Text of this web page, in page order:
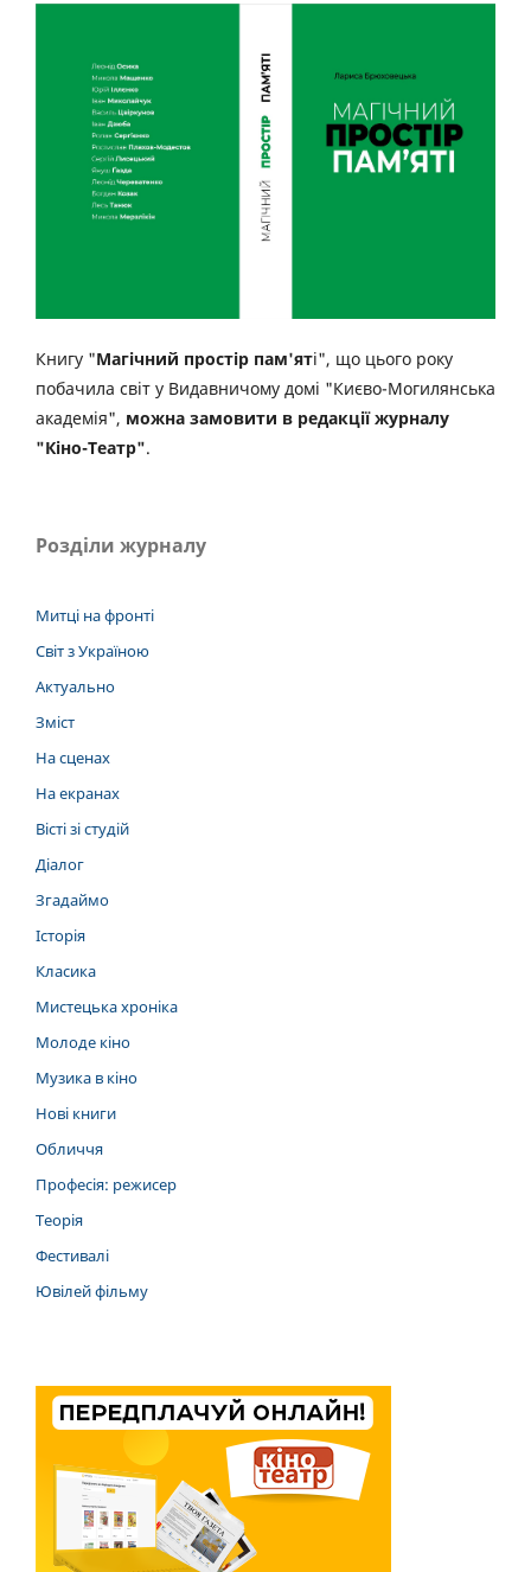
Книгу "Магічний простір пам'яті", що цього року
побачила світ у Видавничому домі "Києво-Могилянська
академія", можна замовити в редакції журналу
"Кіно-Театр".
Розділи журналу
Митці на фронті
Світ з Україною
Актуально
Зміст
На сценах
На екранах
Вісті зі студій
Діалог
Згадаймо
Історія
Класика
Мистецька хроніка
Молоде кіно
Музика в кіно
Нові книги
Обличчя
Професія: режисер
Теорія
Фестивалі
Ювілей фільму